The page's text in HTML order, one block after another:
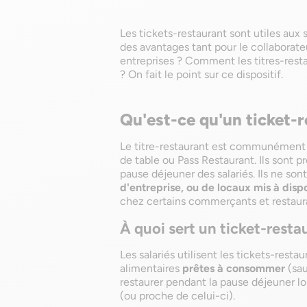
Les tickets-restaurant sont utiles aux
des avantages tant pour le
entreprises ? Comment les titres-
? On fait le point sur ce dispositif.
Qu'est-ce qu'un ticket-
Le titre-restaurant est
de table ou Pass Restaurant. Ils sont
pause déjeuner des salariés. Ils ne
d'entreprise, ou de locaux mis à
chez certains commerçants et
À quoi sert un ticket-
Les salariés utilisent les tickets-
alimentaires prêtes à consommer
restaurer pendant la pause déjeuner
(ou proche de celui-ci).